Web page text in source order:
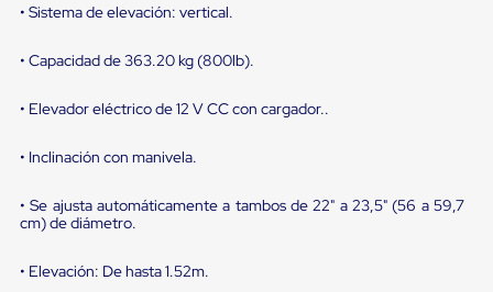
de
Retenedores
de
con
de
de
ruedas
andén
• Sistema de elevación: vertical.
• Capacidad de 363.20 kg (800lb).
• Elevador eléctrico de 12 V CC con cargador..
• Inclinación con manivela.
• Se ajusta automáticamente a tambos de 22" a 23,5" (56 a 59,7
cm) de diámetro.
• Elevación: De hasta 1.52m.